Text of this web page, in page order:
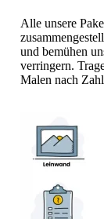
Alle unsere
und bemühen
verringern.
Malen nach